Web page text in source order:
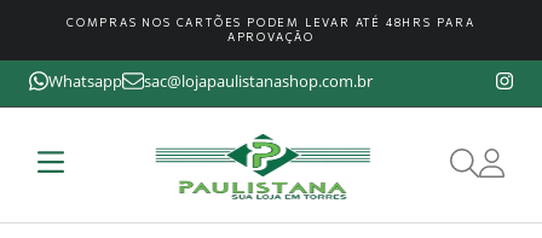
COMPRAS NOS CARTÕES PODEM LEVAR ATÉ 48HRS PARA
APROVAÇÃO
Whatsapp sac@lojapaulistanashop.com.br